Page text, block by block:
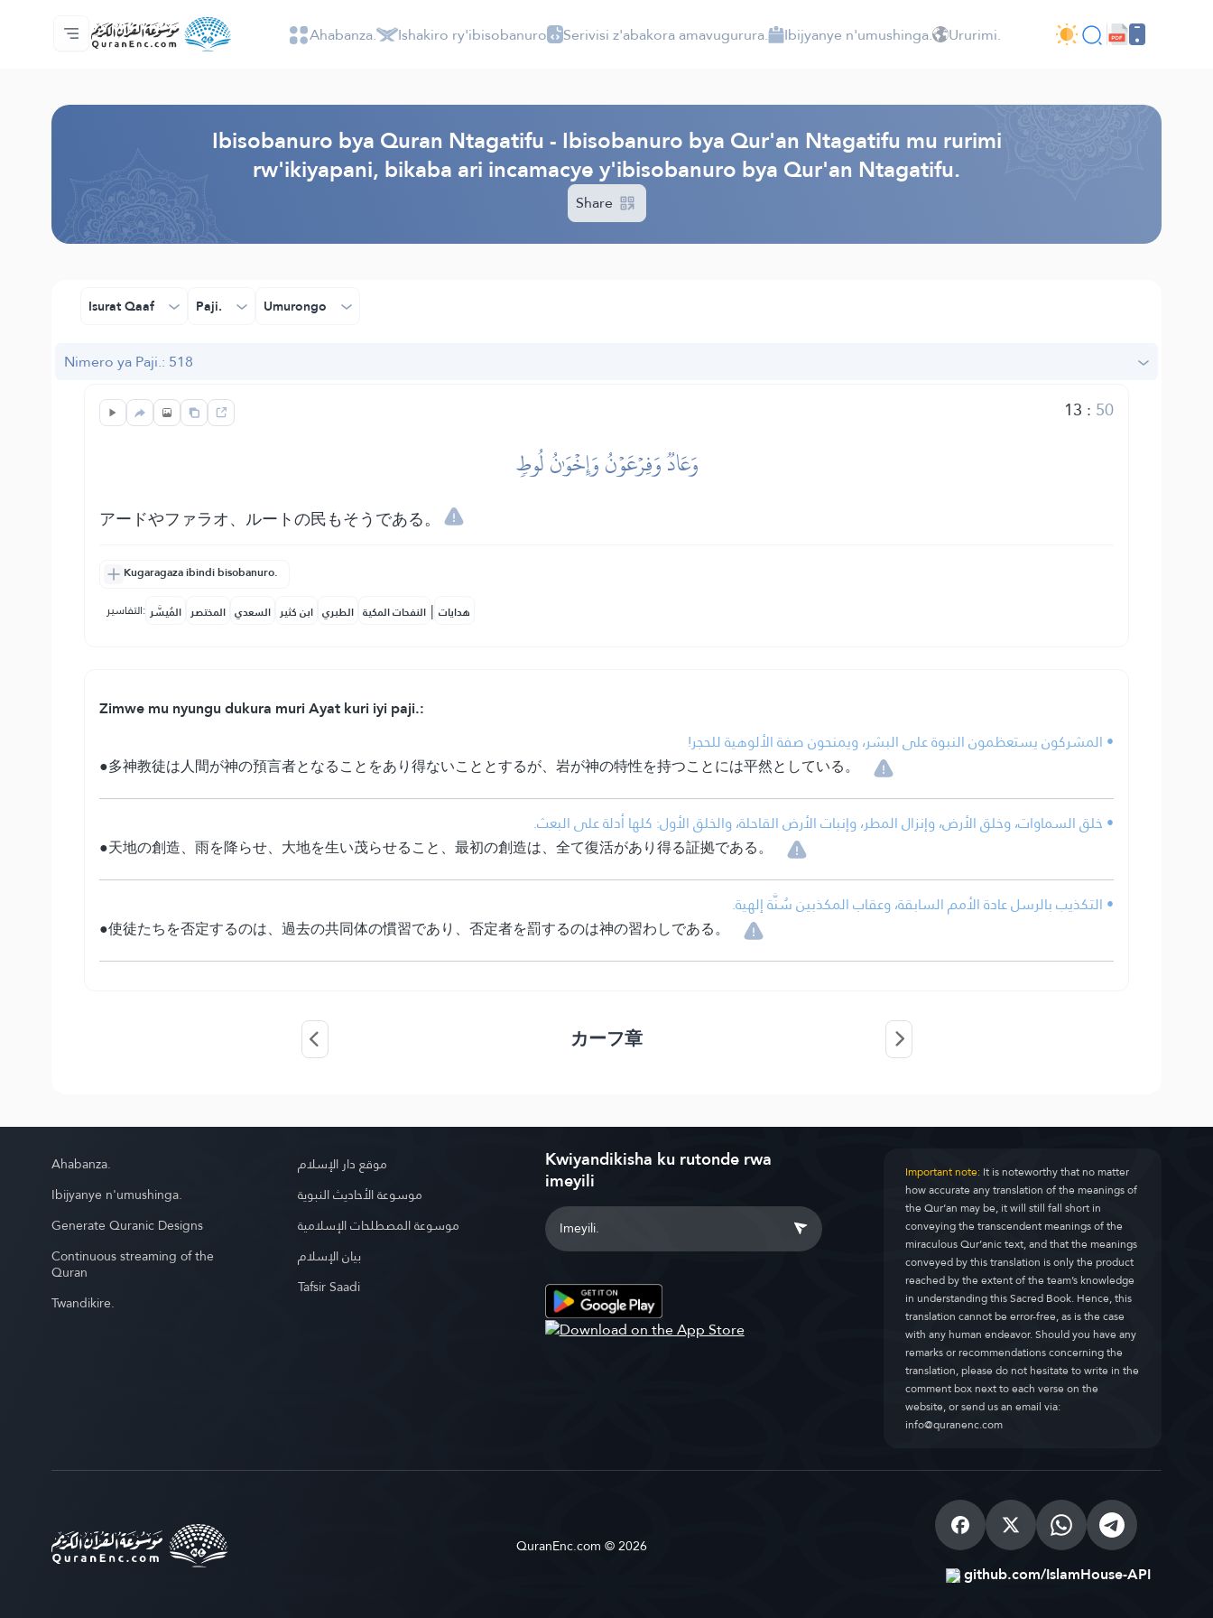
Ahabanza.
Ishakiro ry'ibisobanuro
Audio
Serivisi z'abakora amavugurura. - API
Ibijyanye n'umushinga.
Twandikire.
Ururimi. Ahabanza. Ishakiro ry'ibisobanuro Serivisi z'abakora amavugurura. Ibijyanye n'umushinga. Ururimi.
Ibisobanuro bya Quran Ntagatifu - Ibisobanuro bya Qur'an Ntagatifu mu rurimi
rw'ikiyapani, bikaba ari incamacye y'ibisobanuro bya Qur'an Ntagatifu.
Share
Isurat Qaaf Paji. Umurongo
Nimero ya Paji.: 518
13 : 50
وَعَادٞ وَفِرۡعَوۡنُ وَإِخۡوَٰنُ لُوطٖ
アードやファラオ、ルートの民もそうである。
Kugaragaza ibindi bisobanuro.
التفاسير: المُيسَّر المختصر السعدي ابن كثير الطبري النفحات المكية | هدايات
Zimwe mu nyungu dukura muri Ayat kuri iyi paji.:
• المشركون يستعظمون النبوة على البشر، ويمنحون صفة الألوهية للحجر!
●多神教徒は人間が神の預言者となることをあり得ないこととするが、岩が神の特性を持つことには平然としている。
• خلق السماوات، وخلق الأرض، وإنزال المطر، وإنبات الأرض القاحلة، والخلق الأول: كلها أدلة على البعث.
●天地の創造、雨を降らせ、大地を生い茂らせること、最初の創造は、全て復活があり得る証拠である。
• التكذيب بالرسل عادة الأمم السابقة، وعقاب المكذبين سُنَّة إلهية.
●使徒たちを否定するのは、過去の共同体の慣習であり、否定者を罰するのは神の習わしである。
カーフ章
Ahabanza.
Ibijyanye n'umushinga.
Generate Quranic Designs
Continuous streaming of the
Quran
Twandikire.
موقع دار الإسلام
موسوعة الأحاديث النبوية
موسوعة المصطلحات الإسلامية
بيان الإسلام
Tafsir Saadi
Kwiyandikisha ku rutonde rwa
imeyili Important note:It is noteworthy that no matter
how accurate any translation of the meanings of
the Qur’an may be, it will still fall short in
conveying the transcendent meanings of the
miraculous Qur’anic text, and that the meanings
conveyed by this translation is only the product
reached by the extent of the team’s knowledge
in understanding this Sacred Book. Hence, this
translation cannot be error-free, as is the case
with any human endeavor. Should you have any
remarks or recommendations concerning the
translation, please do not hesitate to write in the
comment box next to each verse on the
website, or send us an email via:
info@quranenc.com
QuranEnc.com © 2026
github.com/IslamHouse-API